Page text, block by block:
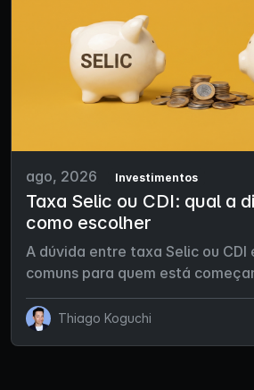
ago, 2026 Investimentos
Taxa Selic ou CDI: qual a
como escolher
A dúvida entre taxa Selic ou CDI
comuns para quem está
Thiago Koguchi